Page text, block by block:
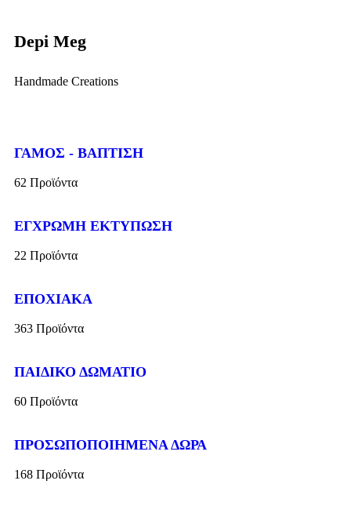
Depi Meg
Handmade Creations
ΓΑΜΟΣ - ΒΑΠΤΙΣΗ
62 Προϊόντα
ΕΓΧΡΩΜΗ ΕΚΤΥΠΩΣΗ
22 Προϊόντα
ΕΠΟΧΙΑΚΑ
363 Προϊόντα
ΠΑΙΔΙΚΟ ΔΩΜΑΤΙΟ
60 Προϊόντα
ΠΡΟΣΩΠΟΠΟΙΗΜΕΝΑ ΔΩΡΑ
168 Προϊόντα